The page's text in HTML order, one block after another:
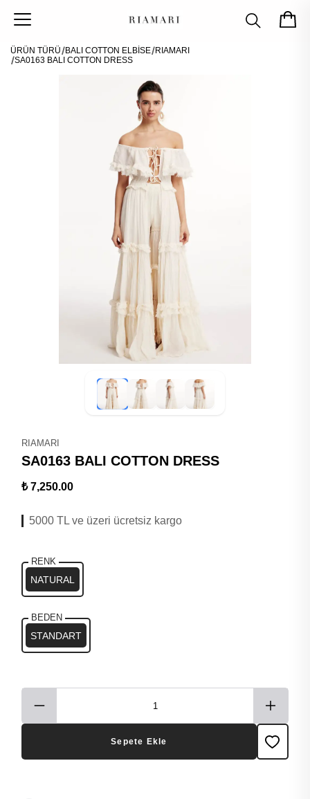
ÜRÜN TÜRÜ BALI COTTON ELBİSE RIAMARI
SA0163 BALI COTTON DRESS
RIAMARI
SA0163 BALI COTTON DRESS
₺ 7,250.00
5000 TL ve üzeri ücretsiz kargo
RENK
NATURAL
BEDEN
STANDART
Sepete Ekle